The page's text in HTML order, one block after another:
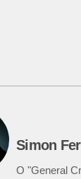
Simon
O "General